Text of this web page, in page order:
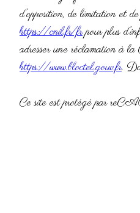
d’opposition, de limitation et
https://cnil.fr/frpour plus
adresser une réclamation à
https://www.bloctel.gouv.fr.
Ce site est protégé par